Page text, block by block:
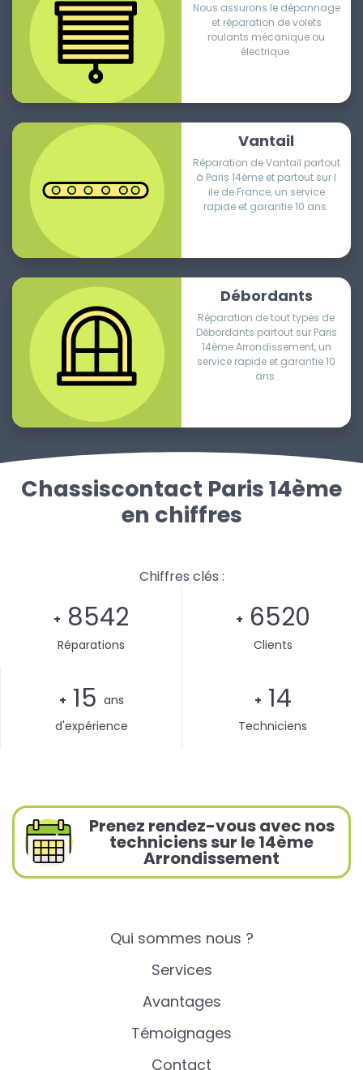
Nous assurons le dépannage
et réparation de volets
roulants mécanique ou
électrique.
Vantail
Réparation de Vantail partout
à Paris 14ème et partout sur l
ile de France, un service
rapide et garantie 10 ans.
Débordants
Réparation de tout types de
Débordants partout sur Paris
14ème Arrondissement, un
service rapide et garantie 10
ans.
Chassiscontact Paris 14ème
en chiffres
Chiffres clés :
+ 8542
Réparations
+ 6520
Clients
+ 15 ans
d'expérience
+ 14
Techniciens
Prenez rendez-vous avec nos
techniciens sur le 14ème
Arrondissement
Qui sommes nous ?
Services
Avantages
Témoignages
Contact